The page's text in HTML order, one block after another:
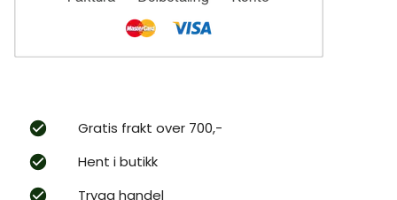
Gratis frakt over 700,-
Hent i butikk
Trygg handel